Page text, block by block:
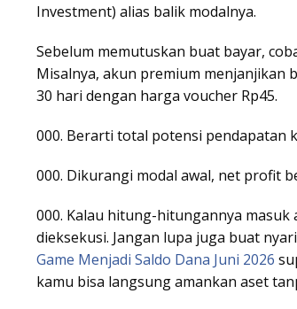
Investment) alias balik modalnya.
Sebelum memutuskan buat bayar,
Misalnya, akun premium menjanjikan
30 hari dengan harga voucher Rp45.
000. Berarti total potensi pendapatan
000. Dikurangi modal awal, net profit
000. Kalau hitung-hitungannya
dieksekusi. Jangan lupa juga buat
Game Menjadi Saldo Dana Juni 2026
kamu bisa langsung amankan aset